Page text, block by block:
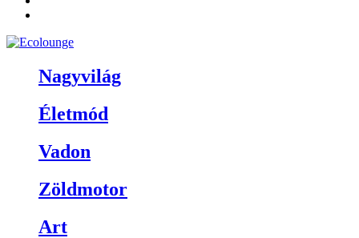
Nagyvilág
Életmód
Vadon
Zöldmotor
Art